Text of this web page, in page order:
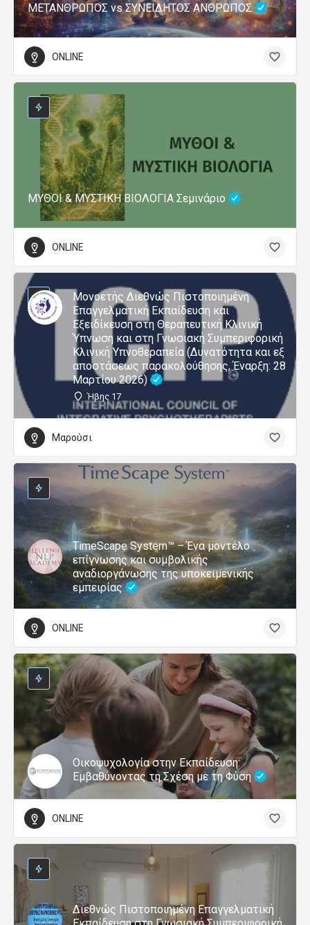
ΜΕΤΑΝΘΡΩΠΟΣ vs ΣΥΝΕΙΔΗΤΟΣ ΑΝΘΡΩΠΟΣ
ONLINE
ΜΥΘΟΙ & ΜΥΣΤΙΚΗ ΒΙΟΛΟΓΙΑ Σεμινάριο
ONLINE
Μονοετής Διεθνώς Πιστοποιημένη
Επαγγελματική Εκπαίδευση και
Εξειδίκευση στη Θεραπευτική Κλινική
Ύπνωση και στη Γνωσιακή Συμπεριφορική
Κλινική Υπνοθεραπεία (Δυνατότητα και εξ
αποστάσεως παρακολούθησης, Έναρξη: 28
Μαρτίου 2026)
Ήβης 17
Μαρούσι
TimeScape System™ – Ένα μοντέλο
επίγνωσης και συμβολικής
αναδιοργάνωσης της υποκειμενικής
εμπειρίας
ONLINE
Οικοψυχολογία στην Εκπαίδευση:
Εμβαθύνοντας τη Σχέση με τη Φύση
ONLINE
Διεθνώς Πιστοποιημένη Επαγγελματική